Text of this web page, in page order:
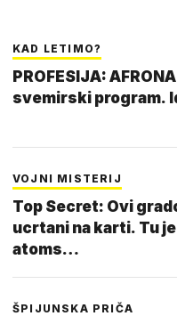
KAD LETIMO?
PROFESIJA:
svemirski program.
VOJNI MISTERIJ
Top Secret: Ovi
ucrtani na karti. Tu
atoms…
ŠPIJUNSKA PRIČA